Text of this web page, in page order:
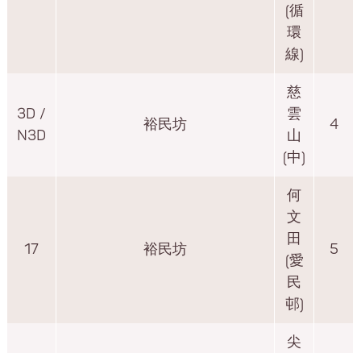
(循
環
線)
3D /
N3D
裕民坊
慈
雲
山
(中)
4
17 裕民坊
何
文
田
(愛
民
邨)
5
尖